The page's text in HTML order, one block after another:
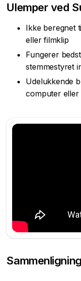
Ulemper ved
Ikke beregnet
eller filmklip
Fungerer
stemmestyret
Udelukkende
computer eller